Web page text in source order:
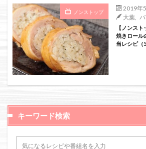
ノンストップ
2019年
大葉
【ノンス
焼きロール
当レシピ（
キーワード検索
/home/xs111inc/wadai.info/public_html/wp-
thor-child/searchform-refine.php on line41
絞り込み検索